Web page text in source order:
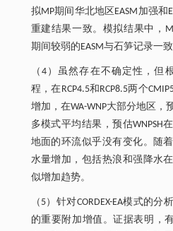
拟MP期间华北地区EASM加强
重建结果一致。模拟结果中，
期间较弱的EASM与石笋记录一致
（4）虽然存在不确定性，但
程，在RCP4.5和RCP8.5两个
增加，在WA-WNP大部分地区
多模式平均结果，预估WNPSH
地面的环流似乎没有变化。随
水量增加，包括热浪和强降水
似增加趋势。
（5）针对CORDEX-EA模式的
的重要附加增值。证据表明，有